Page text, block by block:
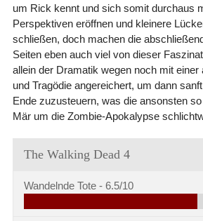
um Rick kennt und sich somit durchaus
Perspektiven eröffnen und kleinere
schließen, doch machen die
Seiten eben auch viel von dieser
allein der Dramatik wegen noch mit einer
und Tragödie angereichert, um dann
Ende zuzusteuern, was die ansonsten
Mär um die Zombie-Apokalypse
The Walking Dead 4
Wandelnde Tote - 6.5/10